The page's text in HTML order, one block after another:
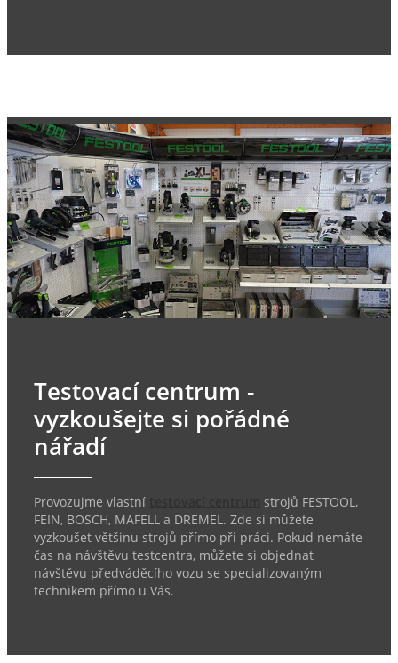
Testovací centrum -
vyzkoušejte si pořádné
nářadí
Provozujme vlastní
strojů FESTOOL,
FEIN, BOSCH, MAFELL a DREMEL. Zde si můžete
vyzkoušet většinu strojů přímo při práci. Pokud nemáte
čas na návštěvu testcentra, můžete si objednat
návštěvu předváděcího vozu se specializovaným
technikem přímo u Vás.